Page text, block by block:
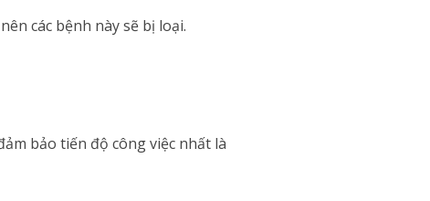
các bệnh này sẽ bị loại.
bảo tiến độ công việc nhất là